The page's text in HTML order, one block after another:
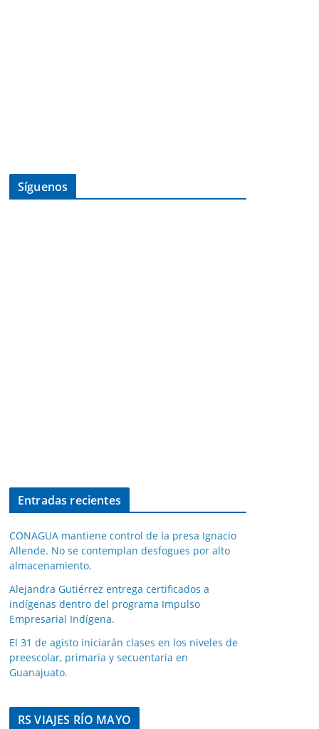
Síguenos
Entradas recientes
CONAGUA mantiene control de la presa Ignacio
Allende. No se contemplan desfogues por alto
almacenamiento.
Alejandra Gutiérrez entrega certificados a
indígenas dentro del programa Impulso
Empresarial Indígena.
El 31 de agisto iniciarán clases en los niveles de
preescolar, primaria y secuentaria en
Guanajuato.
RS VIAJES RÍO MAYO